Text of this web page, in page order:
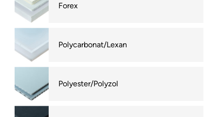
Forex
Polycarbonat/Lexan
Polyester/Polyzol